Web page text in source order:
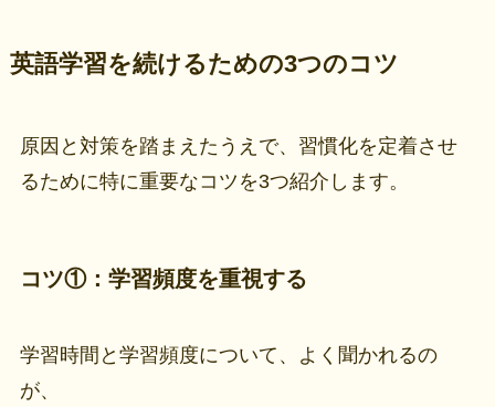
英語学習を続けるための3つのコツ
原因と対策を踏まえたうえで、習慣化を定着させ
るために特に重要なコツを3つ紹介します。
コツ①：学習頻度を重視する
学習時間と学習頻度について、よく聞かれるの
が、